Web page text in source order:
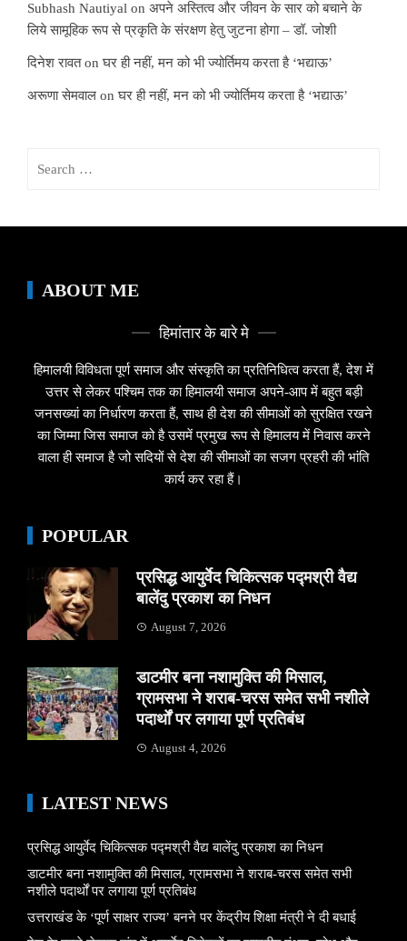
Subhash Nautiyal on अपने अस्तित्व और जीवन के सार को बचाने के
लिये सामूहिक रूप से प्रकृति के संरक्षण हेतु जुटना होगा – डॉ. जोशी
दिनेश रावतonघर ही नहीं, मन को भी ज्योर्तिमय करता है ‘भद्याऊ’
अरूणा सेमवाल onघर ही नहीं, मन को भी ज्योर्तिमय करता है ‘भद्याऊ’
ABOUT ME
हिमांतार के बारे मे
हिमालयी विविधता पूर्ण समाज और संस्कृति का प्रतिनिधित्व करता हैं, देश में
उत्तर से लेकर पश्चिम तक का हिमालयी समाज अपने-आप में बहुत बड़ी
जनसख्यां का निर्धारण करता हैं, साथ ही देश की सीमाओं को सुरक्षित रखने
का जिम्मा जिस समाज को है उसमें प्रमुख रूप से हिमालय में निवास करने
वाला ही समाज है जो सदियों से देश की सीमाओं का सजग प्रहरी की भांति
कार्य कर रहा हैं।
POPULAR
प्रसिद्ध आयुर्वेद चिकित्सक पद्मश्री वैद्य
बालेंदु प्रकाश का निधन
August 7, 2026
डाटमीर बना नशामुक्ति की मिसाल,
ग्रामसभा ने शराब-चरस समेत सभी नशीले
पदार्थों पर लगाया पूर्ण प्रतिबंध
August 4, 2026
LATEST NEWS
प्रसिद्ध आयुर्वेद चिकित्सक पद्मश्री वैद्य बालेंदु प्रकाश का निधन
डाटमीर बना नशामुक्ति की मिसाल, ग्रामसभा ने शराब-चरस समेत सभी
नशीले पदार्थों पर लगाया पूर्ण प्रतिबंध
उत्तराखंड के ‘पूर्ण साक्षर राज्य’ बनने पर केंद्रीय शिक्षा मंत्री ने दी बधाई